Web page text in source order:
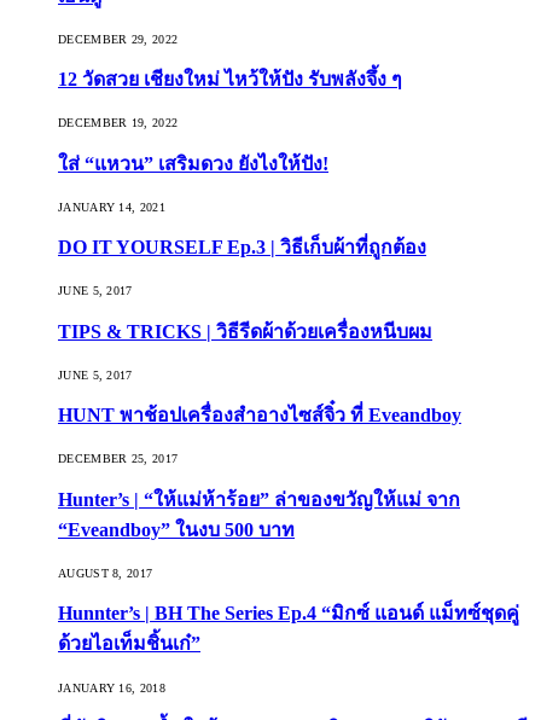
DECEMBER 29, 2022
12 วัดสวย เชียงใหม่ ไหว้ให้ปัง รับพลังจึ้ง ๆ
DECEMBER 19, 2022
ใส่ “แหวน” เสริมดวง ยังไงให้ปัง!
JANUARY 14, 2021
DO IT YOURSELF Ep.3 | วิธีเก็บผ้าที่ถูกต้อง
JUNE 5, 2017
TIPS & TRICKS | วิธีรีดผ้าด้วยเครื่องหนีบผม
JUNE 5, 2017
HUNT พาช้อปเครื่องสำอางไซส์จิ๋ว ที่ Eveandboy
DECEMBER 25, 2017
Hunter’s | “ให้แม่ห้าร้อย” ล่าของขวัญให้แม่ จาก
“Eveandboy” ในงบ 500 บาท
AUGUST 8, 2017
Hunnter’s | BH The Series Ep.4 “มิกซ์ แอนด์ แม็ทซ์ชุดคู่
ด้วยไอเท็มชิ้นเก๋”
JANUARY 16, 2018